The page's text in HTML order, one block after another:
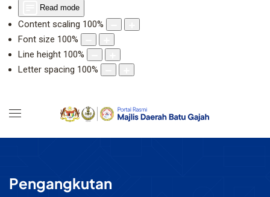
Read mode
Content scaling 100%
Font size 100%
Line height 100%
Letter spacing 100%
Pengangkutan